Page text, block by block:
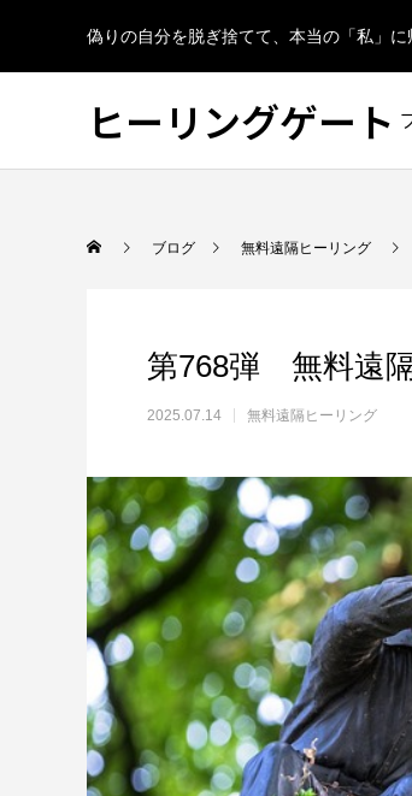
偽りの自分を脱ぎ捨てて、本当の「私」に
ヒーリングゲート
ブログ 無料遠隔ヒーリング
第768弾 無料遠
2025.07.14 無料遠隔ヒーリング